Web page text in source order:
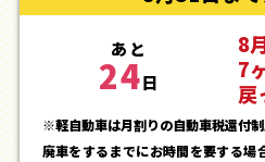
あと
24日
8
7
戻
※軽自動車は月割りの自動車税還付制
廃車をするまでにお時間を要する場